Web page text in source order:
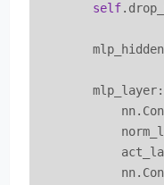
self